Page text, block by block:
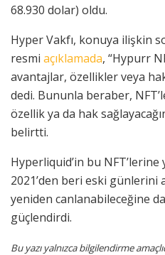
68.930 dolar) oldu.
Hyper Vakfı, konuya ilişkin
resmi açıklamada, “Hypurr
avantajlar, özellikler veya
dedi. Bununla beraber,
özellik ya da hak
belirtti.
Hyperliquid’in bu
2021’den beri eski günlerini
yeniden canlanabileceğine
güçlendirdi.
Bu yazı yalnızca bilgilendirme